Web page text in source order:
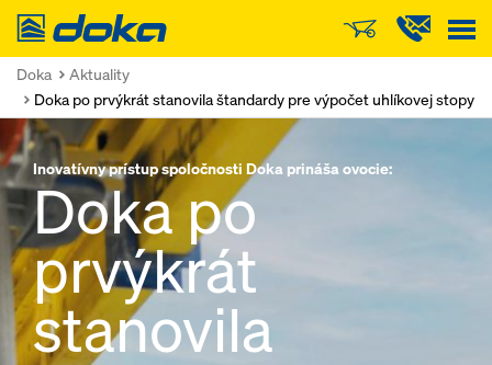
Doka
Doka
Aktuality
Doka po prvýkrát stanovila štandardy pre výpočet uhlíkovej stopy
Inovatívny prístup spoločnosti Doka prináša ovocie:
Doka po
prvýkrát
stanovila